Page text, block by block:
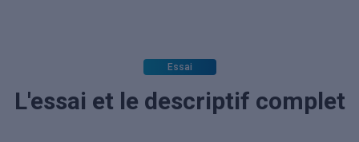
Essai
L'essai et le descriptif complet